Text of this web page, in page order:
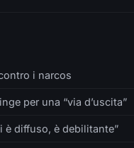
i narcos
per una “via d’uscita”
è diffuso, è debilitante”